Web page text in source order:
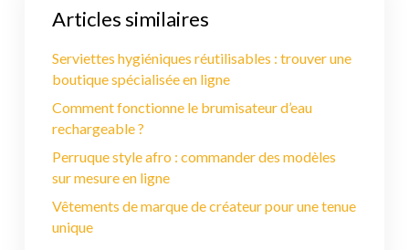
Articles similaires
Serviettes hygiéniques réutilisables : trouver une
boutique spécialisée en ligne
Comment fonctionne le brumisateur d’eau
rechargeable ?
Perruque style afro : commander des modèles
sur mesure en ligne
Vêtements de marque de créateur pour une tenue
unique